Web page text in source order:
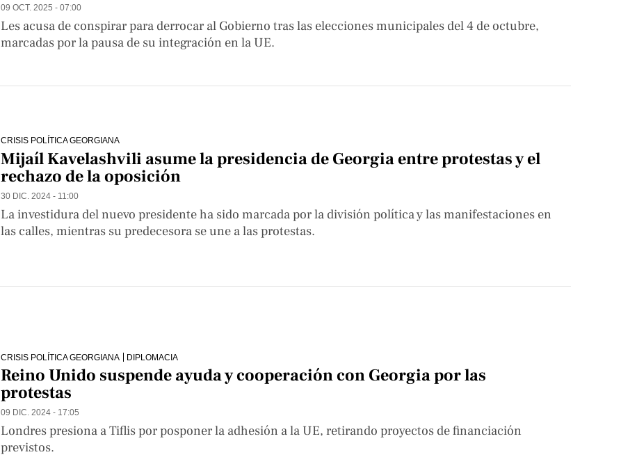
09 OCT. 2025 - 07:00
Les acusa de conspirar para derrocar al Gobierno tras las elecciones municipales del 4 de octubre,
marcadas por la pausa de su integración en la UE.
CRISIS POLÍTICA GEORGIANA
Mijaíl Kavelashvili asume la presidencia de Georgia entre protestas y el
rechazo de la oposición
30 DIC. 2024 - 11:00
La investidura del nuevo presidente ha sido marcada por la división política y las manifestaciones en
las calles, mientras su predecesora se une a las protestas.
CRISIS POLÍTICA GEORGIANA DIPLOMACIA
Reino Unido suspende ayuda y cooperación con Georgia por las
protestas
09 DIC. 2024 - 17:05
Londres presiona a Tiflis por posponer la adhesión a la UE, retirando proyectos de financiación
previstos.